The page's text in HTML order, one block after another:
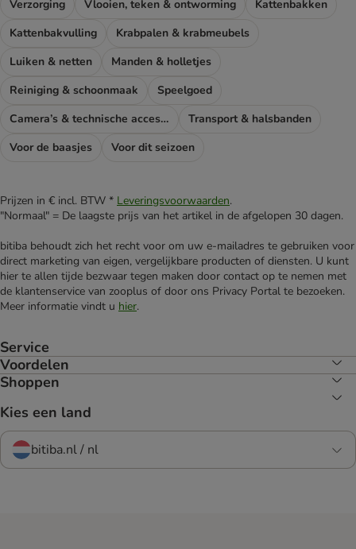
Verzorging
Vlooien, teken & ontworming
Kattenbakken
Kattenbakvulling
Krabpalen & krabmeubels
Luiken & netten
Manden & holletjes
Reiniging & schoonmaak
Speelgoed
Camera’s & technische accessoires
Transport & halsbanden
Voor de baasjes
Voor dit seizoen
Prijzen in € incl. BTW * Leveringsvoorwaarden.
"Normaal" = De laagste prijs van het artikel in de afgelopen 30 dagen.
bitiba behoudt zich het recht voor om uw e-mailadres te gebruiken voor
direct marketing van eigen, vergelijkbare producten of diensten. U kunt
hier te allen tijde bezwaar tegen maken door contact op te nemen met
de klantenservice van zooplus of door ons Privacy Portal te bezoeken.
Meer informatie vindt u hier.
Service
Voordelen
Shoppen
Kies een land
bitiba.nl / nl